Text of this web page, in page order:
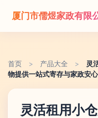
厦门市儒煜家政有限
首页 > 产品大全 >
灵
物提供一站式寄存与家政安
灵活租用小